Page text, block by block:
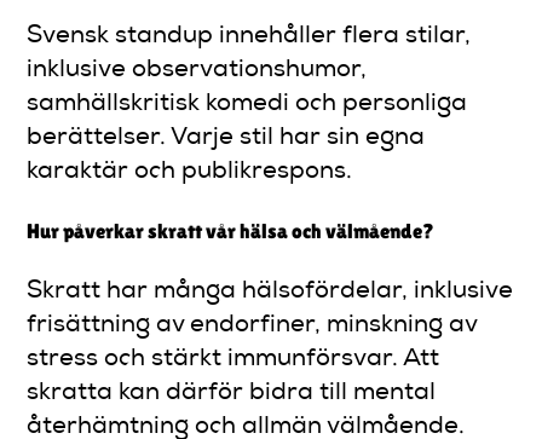
Svensk standup innehåller flera stilar,
inklusive observationshumor,
samhällskritisk komedi och personliga
berättelser. Varje stil har sin egna
karaktär och publikrespons.
Hur påverkar skratt vår hälsa och välmående?
Skratt har många hälsofördelar, inklusive
frisättning av endorfiner, minskning av
stress och stärkt immunförsvar. Att
skratta kan därför bidra till mental
återhämtning och allmän välmående.